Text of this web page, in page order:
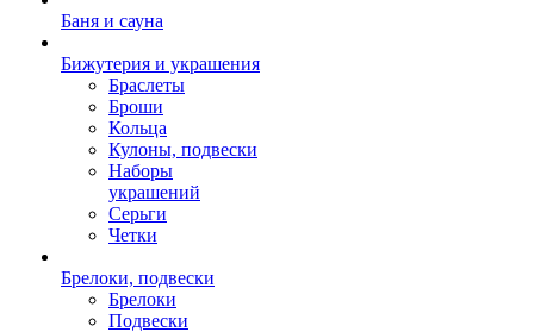
Баня и сауна
Бижутерия и украшения
Браслеты
Броши
Кольца
Кулоны, подвески
Наборы
украшений
Серьги
Четки
Брелоки, подвески
Брелоки
Подвески